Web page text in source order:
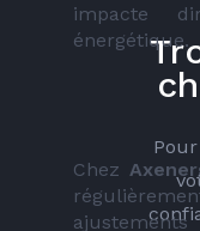
impacte
énergétique.
Chez